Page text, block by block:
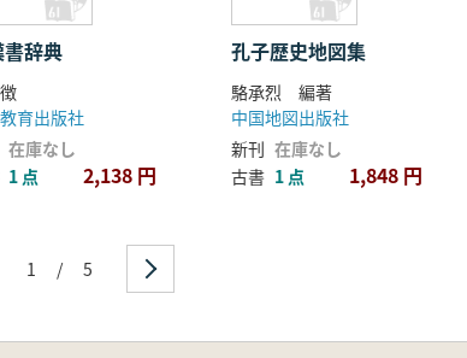
辞典
育出版社
在庫なし
1 点 2,138 円
孔子歴史地図集
駱承烈 編著
中国地図出版社
新刊 在庫なし
古書 1 点 1,848 円
1 / 5